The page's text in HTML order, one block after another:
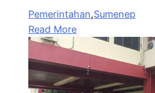
Pemerintahan,Sumenep
Read More